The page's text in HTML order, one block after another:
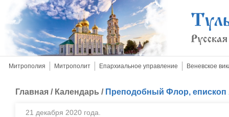
Митрополия Митрополит Епархиальное управление Веневское
Главная / Календарь / Преподобный Флор, епископ
21 декабря 2020 года.